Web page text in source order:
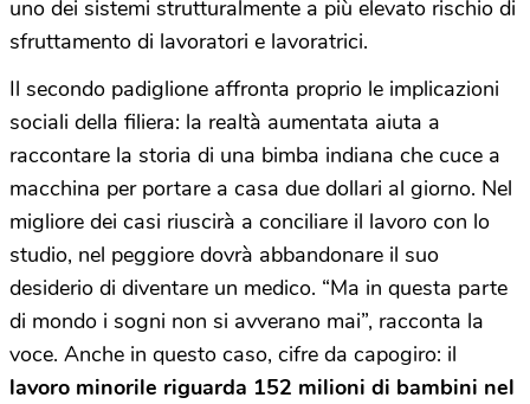
uno dei sistemi strutturalmente a più elevato rischio di
sfruttamento di lavoratori e lavoratrici.
Il secondo padiglione affronta proprio le implicazioni
sociali della filiera: la realtà aumentata aiuta a
raccontare la storia di una bimba indiana che cuce a
macchina per portare a casa due dollari al giorno. Nel
migliore dei casi riuscirà a conciliare il lavoro con lo
studio, nel peggiore dovrà abbandonare il suo
desiderio di diventare un medico. “Ma in questa parte
di mondo i sogni non si avverano mai”, racconta la
voce. Anche in questo caso, cifre da capogiro: il
lavoro minorile riguarda 152 milioni di bambini nel